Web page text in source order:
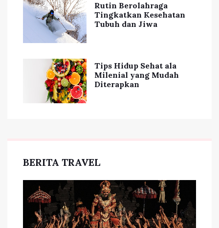
Rutin Berolahraga
Tingkatkan Kesehatan
Tubuh dan Jiwa
Tips Hidup Sehat ala
Milenial yang Mudah
Diterapkan
BERITA TRAVEL